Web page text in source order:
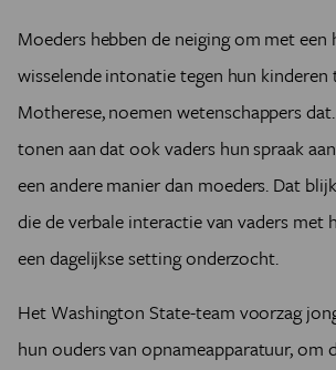
Moeders hebben de neiging om met een
wisselende intonatie tegen hun kinderen
Motherese, noemen wetenschappers
tonen aan dat ook vaders hun spraak
een andere manier dan moeders. Dat
die de verbale interactie van vaders met
een dagelijkse setting onderzocht.
Het Washington State-team voorzag
hun ouders van opnameapparatuur, om